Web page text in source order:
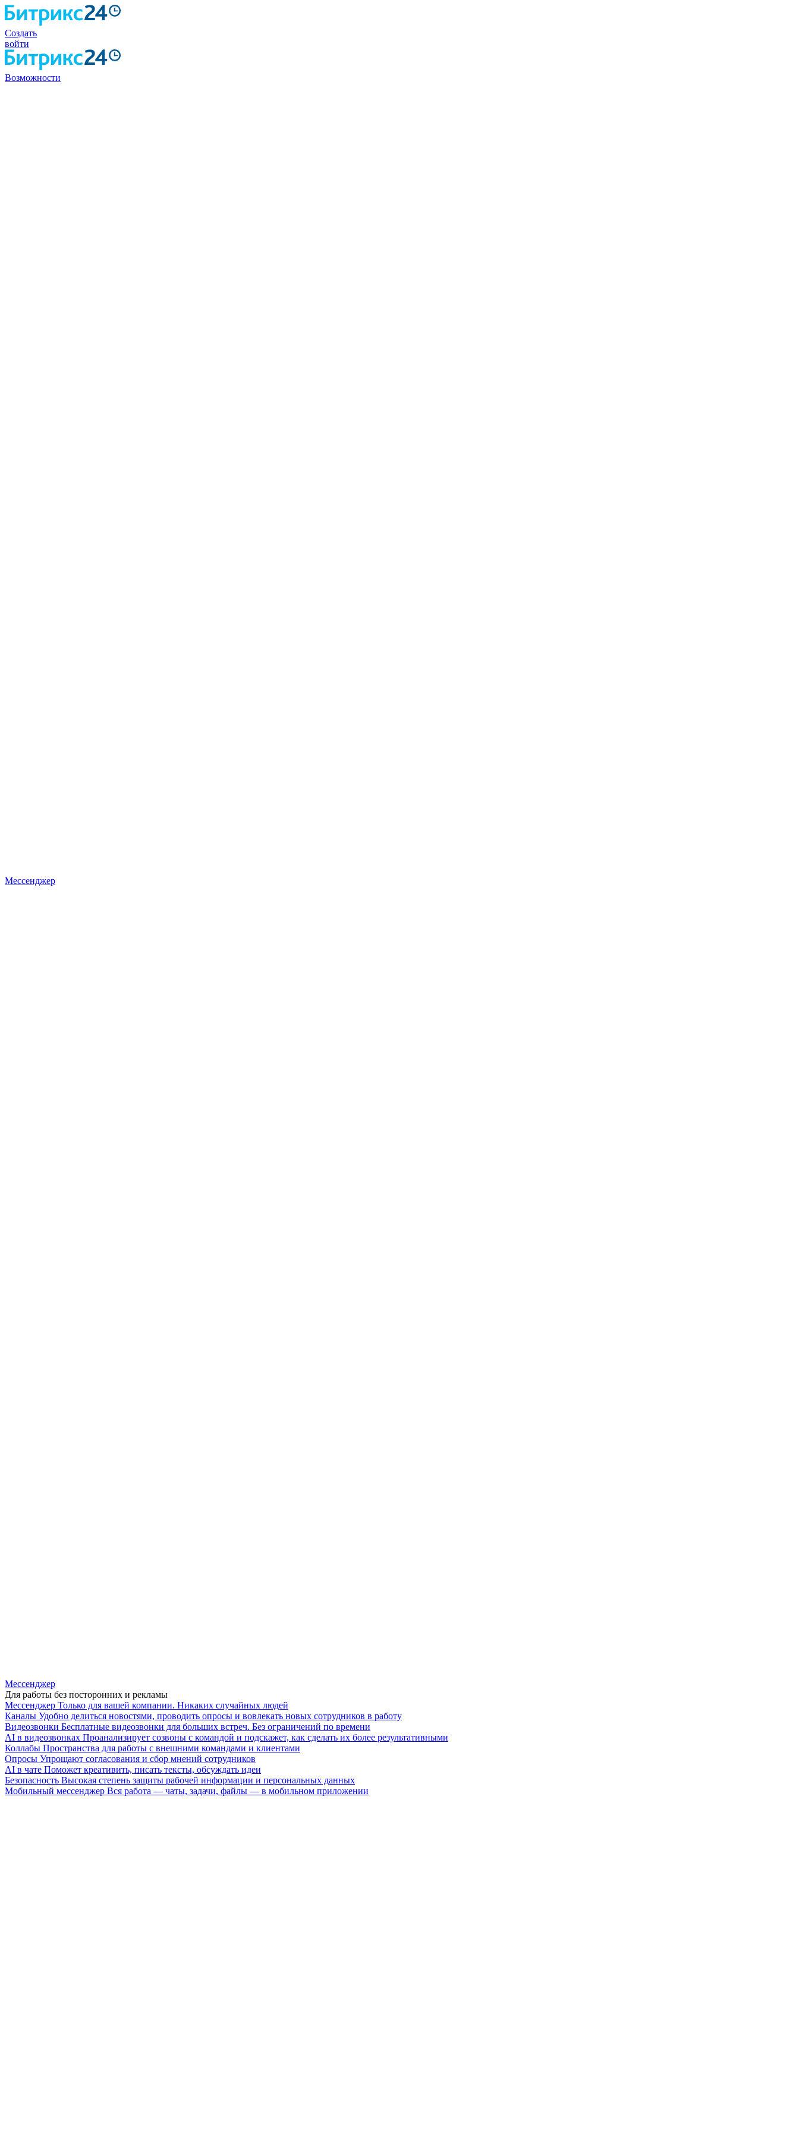
Создать
войти
Возможности
Мессенджер
Мессенджер
Для работы без посторонних и рекламы
Мессенджер Только для вашей компании. Никаких случайных людей
Каналы Удобно делиться новостями, проводить опросы и вовлекать новых сотрудников в работу
Видеозвонки Бесплатные видеозвонки для больших встреч. Без ограничений по времени
AI в видеозвонках Проанализирует созвоны с командой и подскажет, как сделать их более результативными
Коллабы Пространства для работы с внешними командами и клиентами
Опросы Упрощают согласования и сбор мнений сотрудников
AI в чате Поможет креативить, писать тексты, обсуждать идеи
Безопасность Высокая степень защиты рабочей информации и персональных данных
Мобильный мессенджер Вся работа — чаты, задачи, файлы — в мобильном приложении